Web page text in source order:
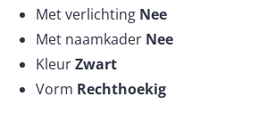
Met verlichting Nee
Met naamkader Nee
KleurZwart
Vorm Rechthoekig